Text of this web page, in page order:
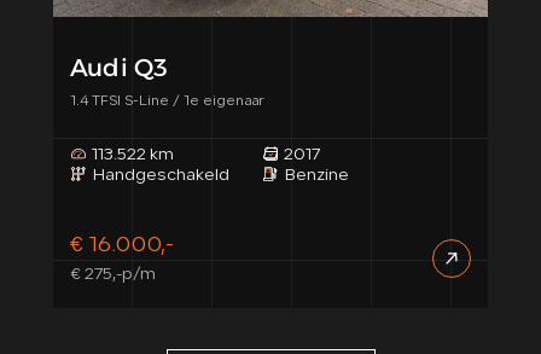
Audi Q3
1.4 TFSI S-Line / 1e eigenaar
113.522 km
2017
Handgeschakeld
Benzine
€ 16.000,-
€ 275,-p/m